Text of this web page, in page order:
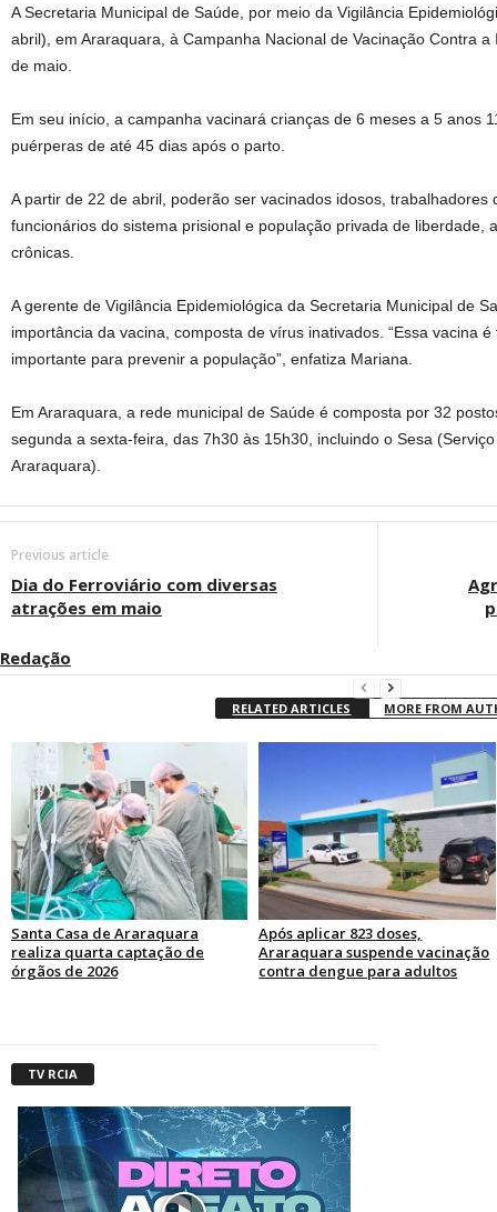
A Secretaria Municipal de Saúde, por meio da Vigilância
abril), em Araraquara, à Campanha Nacional de Vacinação Contra
de maio.
Em seu início, a campanha vacinará crianças de 6 meses a 5 anos
puérperas de até 45 dias após o parto.
A partir de 22 de abril, poderão ser vacinados idosos, trabalhadores
funcionários do sistema prisional e população privada de liberdade,
crônicas.
A gerente de Vigilância Epidemiológica da Secretaria Municipal de
importância da vacina, composta de vírus inativados. “Essa vacina
importante para prevenir a população”, enfatiza Mariana.
Em Araraquara, a rede municipal de Saúde é composta por 32
segunda a sexta-feira, das 7h30 às 15h30, incluindo o Sesa
Araraquara).
Previous article
Dia do Ferroviário com diversas
atrações em maio
Redação
RELATED ARTICLES MORE FROM
Santa Casa de Araraquara
realiza quarta captação de
órgãos de 2026
Após aplicar 823 doses,
Araraquara suspende vacinação
contra dengue para adultos
TV RCIA